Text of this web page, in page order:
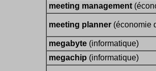
meeting management
meeting planner (économie
megabyte (informatique)
megachip (informatique)